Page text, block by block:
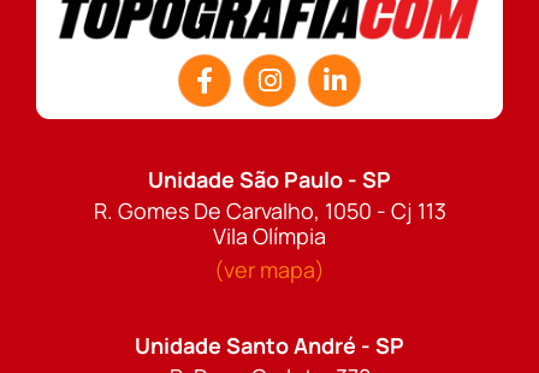
Unidade São Paulo - SP
R. Gomes De Carvalho, 1050 - Cj 113
Vila Olímpia
(ver mapa)
Unidade Santo André - SP